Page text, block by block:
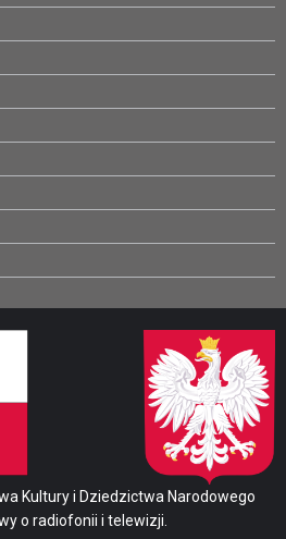
Kultury i Dziedzictwa Narodowego
o radiofonii i telewizji.